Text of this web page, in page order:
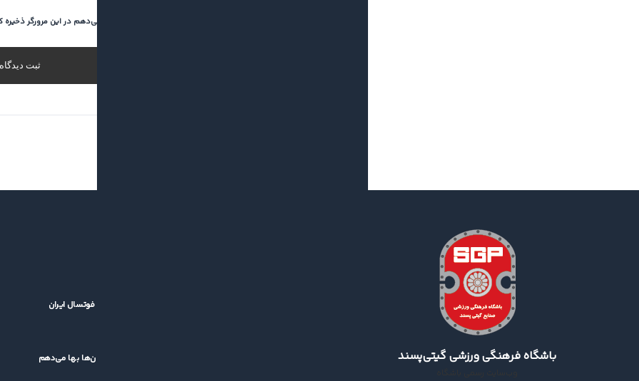
نام و ایمیل من را برای دفعه بعد که نظر می‌دهم در این مرورگر ذخیره
باشگاه فرهنگی ورزشی گیتی‌پسند
بازگشت جام باشگاه‌های فوتسال آسیا؛ خبر خوش برای فوتسال ایران
کشاورز: قرعه سخت برایم اهمیتی ندارد/ بمب نه، به جوان‌ها بها می‌دهم